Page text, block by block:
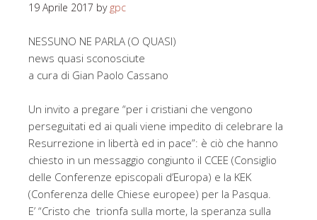
19 Aprile 2017 by gpc
NESSUNO NE PARLA (O QUASI)
news quasi sconosciute
a cura di Gian Paolo Cassano
Un invito a pregare “per i cristiani che vengono
perseguitati ed ai quali viene impedito di celebrare la
Resurrezione in libertà ed in pace”: è ciò che hanno
chiesto in un messaggio congiunto il CCEE (Consiglio
delle Conferenze episcopali d’Europa) e la KEK
(Conferenza delle Chiese europee) per la Pasqua.
E’ “Cristo che trionfa sulla morte, la speranza sulla